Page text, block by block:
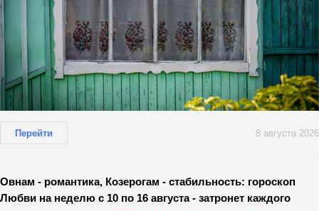
Перейти 8 августа 2026
Овнам - романтика, Козерогам - стабильность: гороскоп
Любви на неделю с 10 по 16 августа - затронет каждого